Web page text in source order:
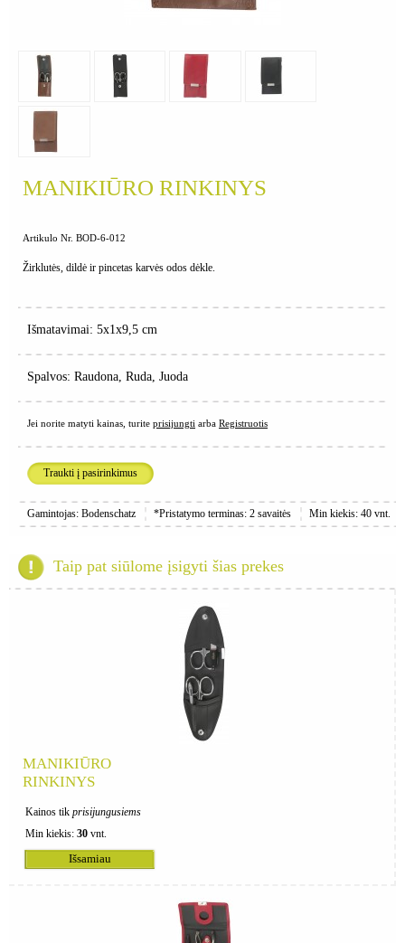
MANIKIŪRO RINKINYS
Artikulo Nr. BOD-6-012
Žirklutės, dildė ir pincetas karvės odos dėkle.
Išmatavimai: 5x1x9,5 cm
Spalvos: Raudona, Ruda, Juoda
Jei norite matyti kainas, turite prisijungti arba Registruotis
Traukti į pasirinkimus
Gamintojas: Bodenschatz *Pristatymo terminas: 2 savaitės Min kiekis: 40 vnt.
Taip pat siūlome įsigyti šias prekes
MANIKIŪRO
RINKINYS
Kainos tik prisijungusiems
Min kiekis: 30 vnt.
Išsamiau